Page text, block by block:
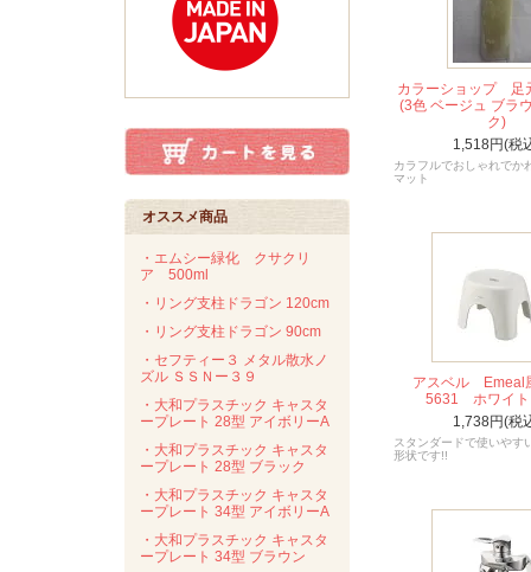
オススメ商品
・エムシー緑化 クサクリ
ア 500ml
・リング支柱ドラゴン 120cm
・リング支柱ドラゴン 90cm
・セフティー３ メタル散水ノ
ズル ＳＳＮー３９
・大和プラスチック キャスタ
ープレート 28型 アイボリーA
・大和プラスチック キャスタ
ープレート 28型 ブラック
・大和プラスチック キャスタ
ープレート 34型 アイボリーA
・大和プラスチック キャスタ
ープレート 34型 ブラウン
カラーショップ
(3色 ベージュ ブラ
ク)
1,518円(税
カラフルでおしゃれでか
マット
アスベル Emeal
5631 ホワイト
1,738円(税
スタンダードで使いやす
形状です!!